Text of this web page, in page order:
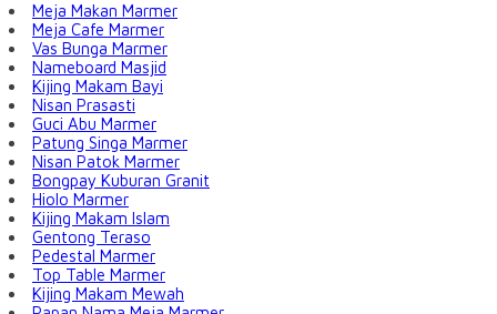
Meja Makan Marmer
Meja Cafe Marmer
Vas Bunga Marmer
Nameboard Masjid
Kijing Makam Bayi
Nisan Prasasti
Guci Abu Marmer
Patung Singa Marmer
Nisan Patok Marmer
Bongpay Kuburan Granit
Hiolo Marmer
Kijing Makam Islam
Gentong Teraso
Pedestal Marmer
Top Table Marmer
Kijing Makam Mewah